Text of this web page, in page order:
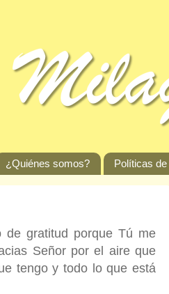
¿Quiénes somos? Políticas
de gratitud porque Tú me
Señor por el aire que
tengo y todo lo que está